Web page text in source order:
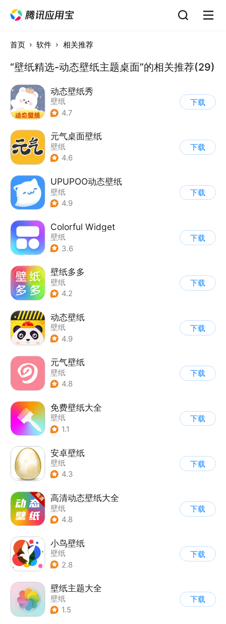
首页 软件 相关推荐
“壁纸精选-动态壁纸主题桌面”的相关推荐(29)
动态壁纸秀
壁纸
4.7
下载
元气桌面壁纸
壁纸
4.6
下载
UPUPOO动态壁纸
壁纸
4.9
下载
Colorful Widget
壁纸
3.6
下载
壁纸多多
壁纸
4.2
下载
动态壁纸
壁纸
4.9
下载
元气壁纸
壁纸
4.8
下载
免费壁纸大全
壁纸
1.1
下载
安卓壁纸
壁纸
4.3
下载
高清动态壁纸大全
壁纸
4.8
下载
小鸟壁纸
壁纸
2.8
下载
壁纸主题大全
壁纸
1.5
下载